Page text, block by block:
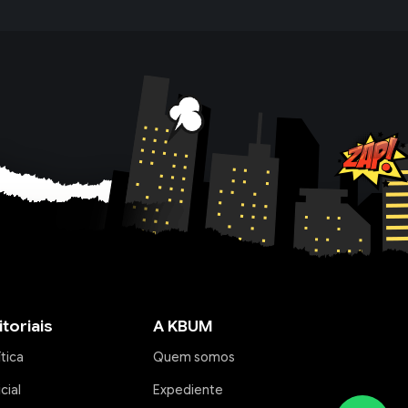
A KBUM
Quem somos
Expediente